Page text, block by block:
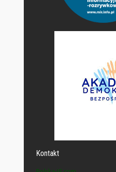
Kontakt